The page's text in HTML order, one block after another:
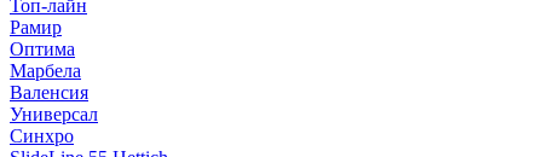
Топ-лайн
Рамир
Оптима
Марбела
Валенсия
Универсал
Синхро